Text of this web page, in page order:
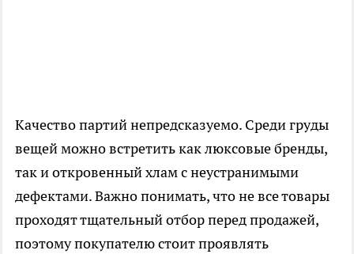
Качество партий непредсказуемо. Среди груды
вещей можно встретить как люксовые бренды,
так и откровенный хлам с неустранимыми
дефектами. Важно понимать, что не все товары
проходят тщательный отбор перед продажей,
поэтому покупателю стоит проявлять